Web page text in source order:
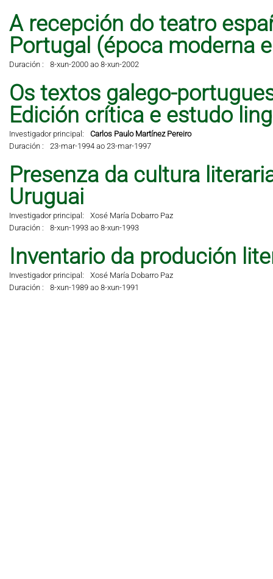
A recepción do teatro
Portugal (época moderna
Duración : 8-xun-2000 ao 8-xun-2002
Os textos galego-
Edición crítica e estudo
Investigador principal:
Carlos Paulo Martínez Pereiro
Duración :
23-mar-1994 ao 23-mar-1997
Presenza da cultura
Uruguai
Investigador principal:
Xosé María Dobarro Paz
Duración :
8-xun-1993 ao 8-xun-1993
Inventario da produción
Investigador principal:
Xosé María Dobarro Paz
Duración :
8-xun-1989 ao 8-xun-1991